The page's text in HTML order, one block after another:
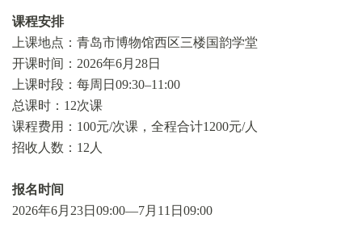
课程安排
上课地点：青岛市博物馆西区三楼国韵学堂
开课时间：2026年6月28日
上课时段：每周日09:30–11:00
总课时：12次课
课程费用：100元/次课，全程合计1200元/人
招收人数：12人
报名时间
2026年6月23日09:00—7月11日09:00